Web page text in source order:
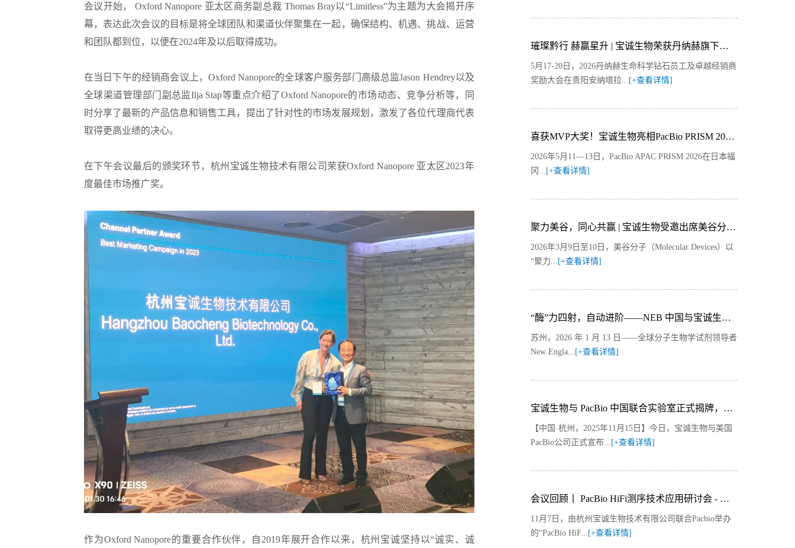
会议开始， Oxford Nanopore 亚太区商务副总裁 Thomas Bray以“Limitless”为主题为大会揭开序
幕，表达此次会议的目标是将全球团队和渠道伙伴聚集在一起，确保结构、机遇、挑战、运营
和团队都到位，以便在2024年及以后取得成功。
在当日下午的经销商会议上，Oxford Nanopore的全球客户服务部门高级总监Jason Hendrey以及
全球渠道管理部门副总监Ilja Stap等重点介绍了Oxford Nanopore的市场动态、竞争分析等，同
时分享了最新的产品信息和销售工具，提出了针对性的市场发展规划，激发了各位代理商代表
取得更高业绩的决心。
在下午会议最后的颁奖环节，杭州宝诚生物技术有限公司荣获Oxford Nanopore 亚太区2023年
度最佳市场推广奖。
作为Oxford Nanopore的重要合作伙伴，自2019年展开合作以来，杭州宝诚坚持以“诚实、诚
璀璨黔行 赫赢星升 | 宝诚生物荣获丹纳赫旗下美谷分子“卓越经销商奖”！
5月17-20日，2026丹纳赫生命科学钻石员工及卓越经销商
奖励大会在贵阳安纳塔拉... [+查看详情]
喜获MVP大奖！宝诚生物亮相PacBio PRISM 2026福冈：HiFi测序解锁HIV全基因组精准解析
2026年5月11—13日，PacBio APAC PRISM 2026在日本福
冈... [+查看详情]
聚力美谷，同心共赢 | 宝诚生物受邀出席美谷分子2026年度合作伙伴会议并获殊荣
2026年3月9日至10日，美谷分子（Molecular Devices）以
“聚力... [+查看详情]
“酶”力四射，自动进阶——NEB 中国与宝诚生物签署战略合作协议，共同推动 NGS 自动化解决方案
苏州，2026 年 1 月 13 日——全球分子生物学试剂领导者
New Engla... [+查看详情]
宝诚生物与 PacBio 中国联合实验室正式揭牌，开启三代测序新布局
【中国·杭州，2025年11月15日】今日，宝诚生物与美国
PacBio公司正式宣布... [+查看详情]
会议回顾丨 PacBio HiFi测序技术应用研讨会 - 杭州站精彩回顾
11月7日，由杭州宝诚生物技术有限公司联合Pacbio举办
的“PacBio HiF... [+查看详情]